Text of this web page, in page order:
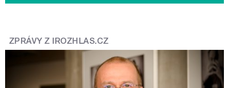
ZPRÁVY Z IROZHLAS.CZ